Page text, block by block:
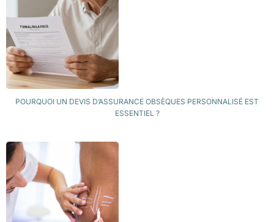
POURQUOI UN DEVIS D’ASSURANCE OBSÈQUES PERSONNALISÉ EST
ESSENTIEL ?